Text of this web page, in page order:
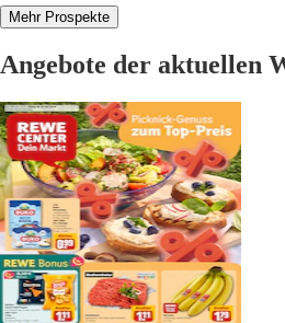
Mehr Prospekte
Angebote der aktuellen